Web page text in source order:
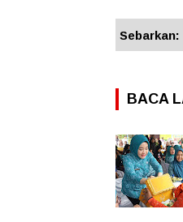
Sebarkan:
BACA